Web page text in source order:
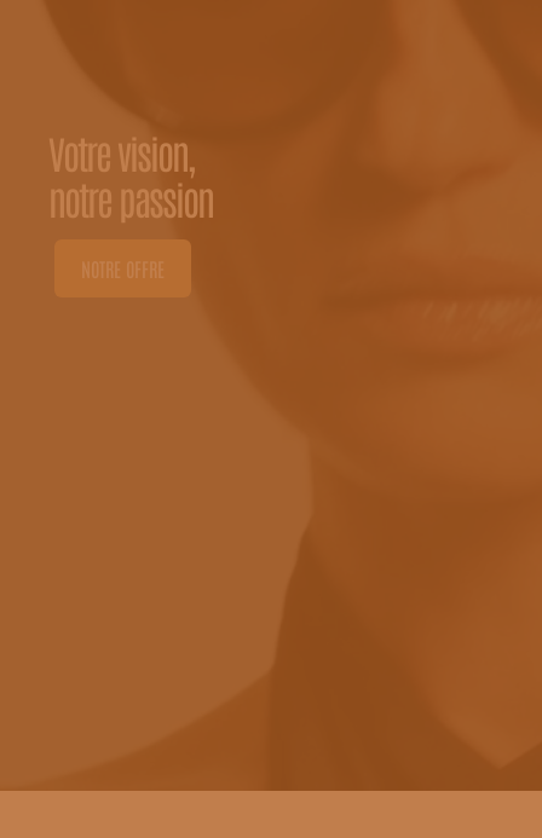
Votre vision,
notre passion
NOTRE OFFRE